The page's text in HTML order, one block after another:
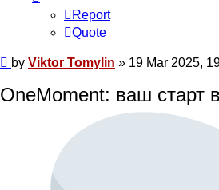
Report
Quote
Post
by Viktor Tomylin » 19 Mar 2025,
OneMoment: ваш старт